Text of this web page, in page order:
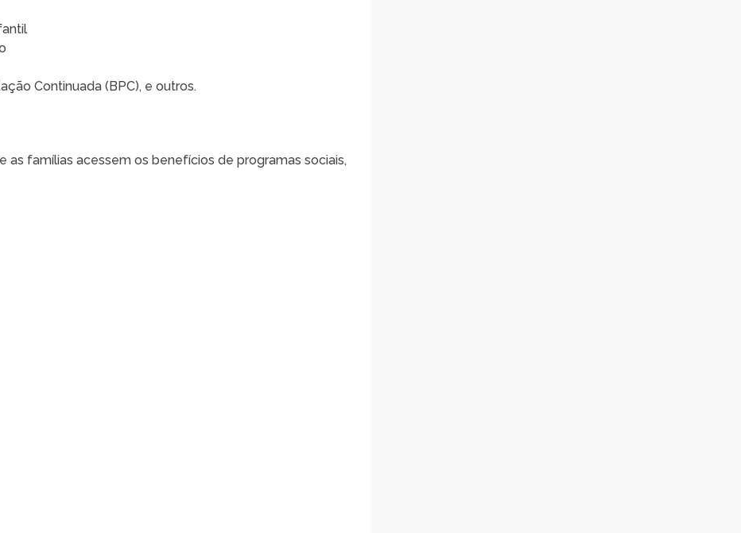
Continuada (BPC), e outros.
as famílias acessem os benefícios de programas sociais,